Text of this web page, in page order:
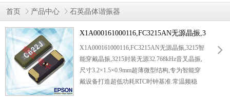
首页 产品中心 石英晶体谐振器
X1A000161000116,FC3215AN无源晶振,3
215智能穿戴晶振
X1A000161000116,FC3215AN无源晶振,3215智
能穿戴晶振,3215封装无源32.768kHz音叉晶振,
尺寸3.2×1.5×0.9mm超薄微型结构,专为智能穿
戴设备打造超低功耗RTC时钟基准.常温频稳